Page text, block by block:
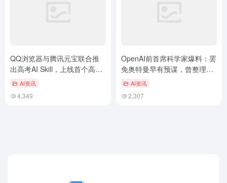
QQ浏览器与腾讯元宝联合推
出高考AI Skill，上线首个高考
咨询师Agent
AI资讯
4,349
OpenAI前首席科学家爆料：罢
免奥特曼早有预谋，曾整理52
页“罪证”
AI资讯
2,307